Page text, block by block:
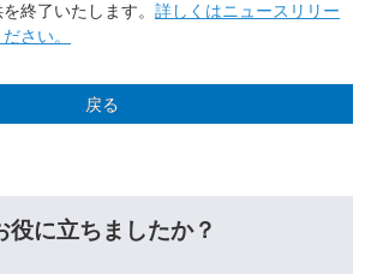
終了いたします。 詳しくはニュースリリー
さい。
戻る
役に立ちましたか？